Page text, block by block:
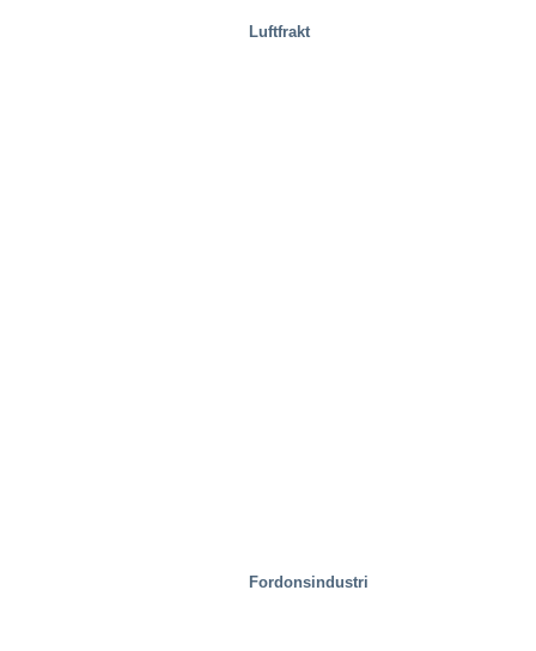
Luftfrakt
Fordonsindustri